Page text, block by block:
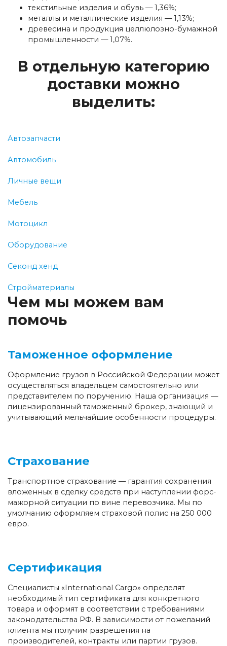
текстильные изделия и обувь — 1,36%;
металлы и металлические изделия — 1,13%;
древесина и продукция целлюлозно-бумажной
промышленности — 1,07%.
В отдельную категорию
доставки можно
выделить:
Автозапчасти
Автомобиль
Личные вещи
Мебель
Мотоцикл
Оборудование
Секонд хенд
Стройматериалы
Чем мы можем вам
помочь
Таможенное оформление
Оформление грузов в Российской Федерации может
осуществляться владельцем самостоятельно или
представителем по поручению. Наша организация —
лицензированный таможенный брокер, знающий и
учитывающий мельчайшие особенности процедуры.
Страхование
Транспортное страхование — гарантия сохранения
вложенных в сделку средств при наступлении форс-
мажорной ситуации по вине перевозчика. Мы по
умолчанию оформляем страховой полис на 250 000
евро.
Сертификация
Специалисты «International Cargo» определят
необходимый тип сертификата для конкретного
товара и оформят в соответствии с требованиями
законодательства РФ. В зависимости от пожеланий
клиента мы получим разрешения на
производителей, контракты или партии грузов.